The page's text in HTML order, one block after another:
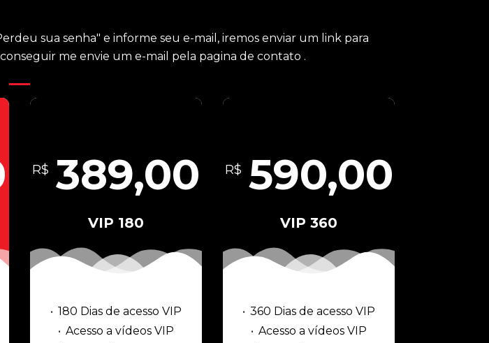
sua senha" e informe seu e-mail, iremos enviar um link para
me envie um e-mail pela pagina de contato .
R$ 389,00
VIP 180
180 Dias de acesso VIP
Acesso a vídeos VIP
R$ 590,00
VIP 360
360 Dias de acesso VIP
Acesso a vídeos VIP